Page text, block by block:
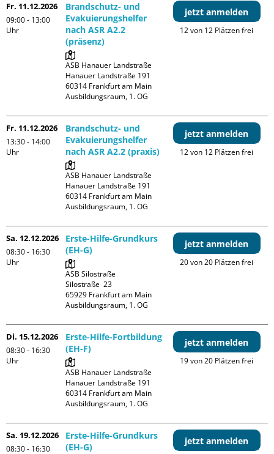
Fr. 11.12.2026
09:00 - 13:00
Uhr
Brandschutz- und
Evakuierungshelfer
nach ASR A2.2
(präsenz)
ASB Hanauer Landstraße
Hanauer Landstraße 191
60314 Frankfurt am Main
Ausbildungsraum, 1. OG
jetzt anmelden
12 von 12 Plätzen frei
Fr. 11.12.2026
13:30 - 14:00
Uhr
Brandschutz- und
Evakuierungshelfer
nach ASR A2.2 (praxis)
ASB Hanauer Landstraße
Hanauer Landstraße 191
60314 Frankfurt am Main
Ausbildungsraum, 1. OG
jetzt anmelden
12 von 12 Plätzen frei
Sa. 12.12.2026
08:30 - 16:30
Uhr
Erste-Hilfe-Grundkurs
(EH-G)
ASB Silostraße
Silostraße  23
65929 Frankfurt am Main
Ausbildungsraum, 1. OG
jetzt anmelden
20 von 20 Plätzen frei
Di. 15.12.2026
08:30 - 16:30
Uhr
Erste-Hilfe-Fortbildung
(EH-F)
ASB Hanauer Landstraße
Hanauer Landstraße 191
60314 Frankfurt am Main
Ausbildungsraum, 1. OG
jetzt anmelden
19 von 20 Plätzen frei
Sa. 19.12.2026
08:30 - 16:30
Erste-Hilfe-Grundkurs
(EH-G)
jetzt anmelden